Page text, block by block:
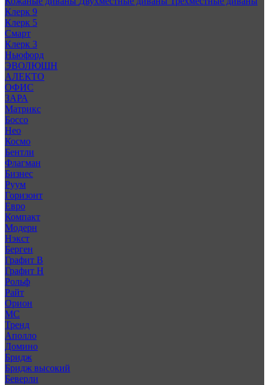
Клерк 9
Клерк 5
Смарт
Клерк 3
Ньюфорд
ЭВОЛЮШН
АЛЕКТО
ОФИС
ЗАРА
Матрикс
Боссо
Нео
Космо
Бентли
Флагман
Бизнес
Руум
Горизонт
Евро
Компакт
Модерн
Нэкст
Берген
Графит В
Графит Н
Рольф
Райт
Орион
МС
Тренд
Аполло
Домино
Бридж
Бридж высокий
Беверли